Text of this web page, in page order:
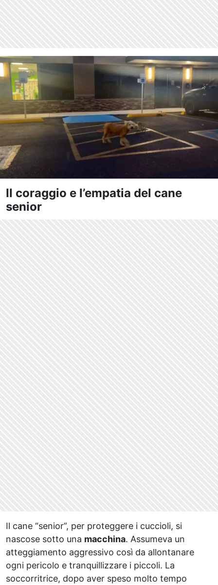
Il coraggio e l’empatia del cane
senior
Il cane “senior”, per proteggere i cuccioli, si
nascose sotto una macchina. Assumeva un
atteggiamento aggressivo così da allontanare
ogni pericolo e tranquillizzare i piccoli. La
soccorritrice, dopo aver speso molto tempo